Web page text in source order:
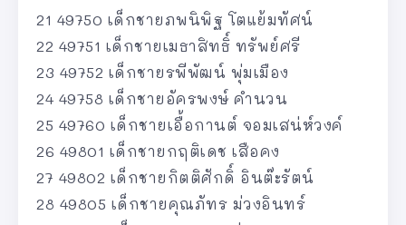
21 49750 เด็กชายภพนิพิฐ โตแย้มทัศน์
22 49751 เด็กชายเมธาสิทธิ์ ทรัพย์ศรี
23 49752 เด็กชายรพีพัฒน์ พุ่มเมือง
24 49758 เด็กชายอัครพงษ์ คำนวน
25 49760 เด็กชายเอื้อกานต์ จอมเสน่ห์วงค์
26 49801 เด็กชายกฤติเดช เสือคง
27 49802 เด็กชายกิตติศักดิ์ อินต๊ะรัตน์
28 49805 เด็กชายคุณภัทร ม่วงอินทร์